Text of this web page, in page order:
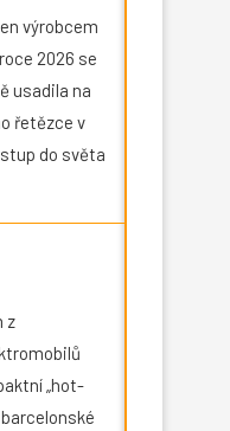
výrobcem
2026 se
usadila na
řetězce v
do světa
z
„hot-